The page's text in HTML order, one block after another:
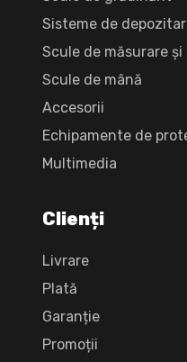
Sisteme de
Scule de măsurare
Scule de mână
Accesorii
Echipamente de
Multimedia
Clienți
Livrare
Plată
Garanție
Promoții